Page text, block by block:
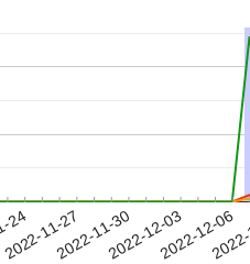
24
2022-11-272022-11-302022-12-032022-12-06